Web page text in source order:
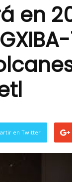
en
en Twitter